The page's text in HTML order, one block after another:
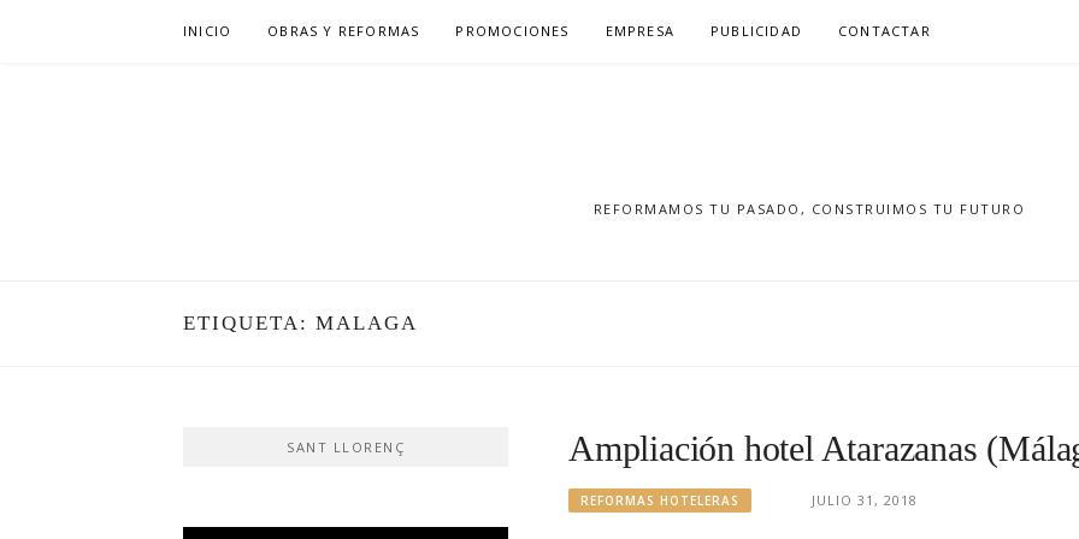
INICIO OBRAS Y REFORMAS PROMOCIONES EMPRESA PUBLICIDAD CONTACTAR
REFORMAMOS TU PASADO, CONSTRUIMOS TU FUTURO
ETIQUETA: MALAGA
Ampliación hotel Atarazanas
REFORMAS HOTELERAS JULIO 31, 2018
SANT LLORENÇ